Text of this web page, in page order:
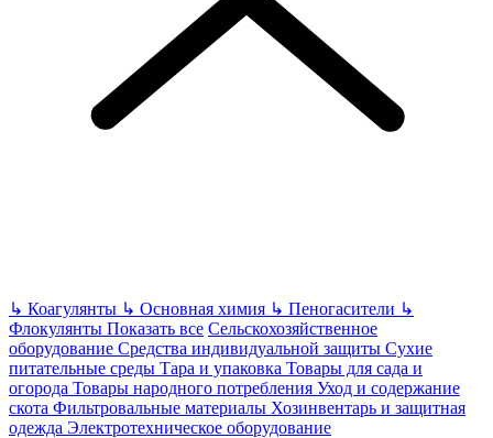
↳ Коагулянты ↳ Основная химия ↳ Пеногасители ↳
Флокулянты Показать все Сельскохозяйственное
оборудование Средства индивидуальной защиты Сухие
питательные среды Тара и упаковка Товары для сада и
огорода Товары народного потребления Уход и содержание
скота Фильтровальные материалы Хозинвентарь и защитная
одежда Электротехническое оборудование